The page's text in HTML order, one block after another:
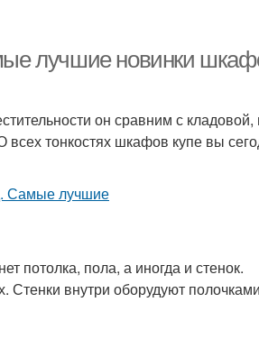
лучшие новинки
он сравним с кладовой,
тонкостях шкафов купе вы
потолка, пола, а иногда и стенок.
внутри оборудуют